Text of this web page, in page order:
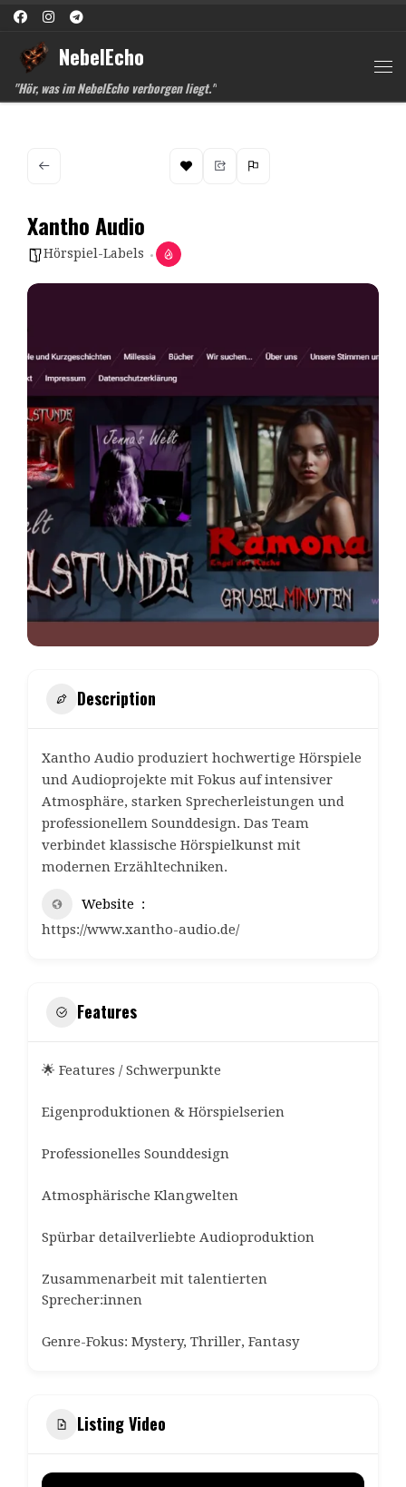
Zum Inhalt springen
NebelEcho
"Hör, was im NebelEcho verborgen liegt."
Xantho Audio
Hörspiel-Labels
Description
Xantho Audio produziert hochwertige Hörspiele
und Audioprojekte mit Fokus auf intensiver
Atmosphäre, starken Sprecherleistungen und
professionellem Sounddesign. Das Team
verbindet klassische Hörspielkunst mit
modernen Erzähltechniken.
Website
https://www.xantho-audio.de/
Features
🌟 Features / Schwerpunkte
Eigenproduktionen & Hörspielserien
Professionelles Sounddesign
Atmosphärische Klangwelten
Spürbar detailverliebte Audioproduktion
Zusammenarbeit mit talentierten
Sprecher:innen
Genre-Fokus: Mystery, Thriller, Fantasy
Listing Video